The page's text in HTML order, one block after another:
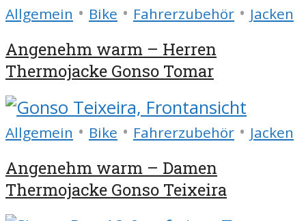
Allgemein • Bike • Fahrerzubehör • Jacken
Angenehm warm – Herren
Thermojacke Gonso Tomar
Allgemein • Bike • Fahrerzubehör • Jacken
Angenehm warm – Damen
Thermojacke Gonso Teixeira